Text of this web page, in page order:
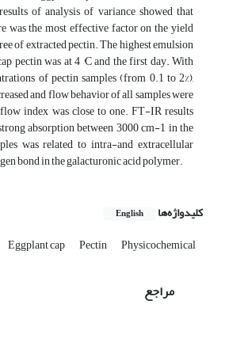
of analysis of variance showed that
was the most effective factor on the yield
of extracted pectin. The highest emulsion
pectin was at 4 °C and the first day. With
of pectin samples (from 0.1 to 2%),
and flow behavior of all samples were
index was close to one. FT-IR results
absorption between 3000 cm-1 in the
was related to intra-and extracellular
bond in the galacturonic acid polymer.
کلیدواژه‌ها English
Eggplant cap Pectin Physicochemical
مراجع